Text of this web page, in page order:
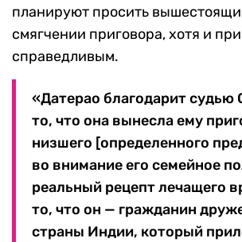
планируют просить
смягчении приговора, хотя и
справедливым.
«Датерао благодарит судью
то, что она вынесла ему
низшего [определенного
во внимание его семейное
реальный рецепт лечащего
то, что он — гражданин
страны Индии, который